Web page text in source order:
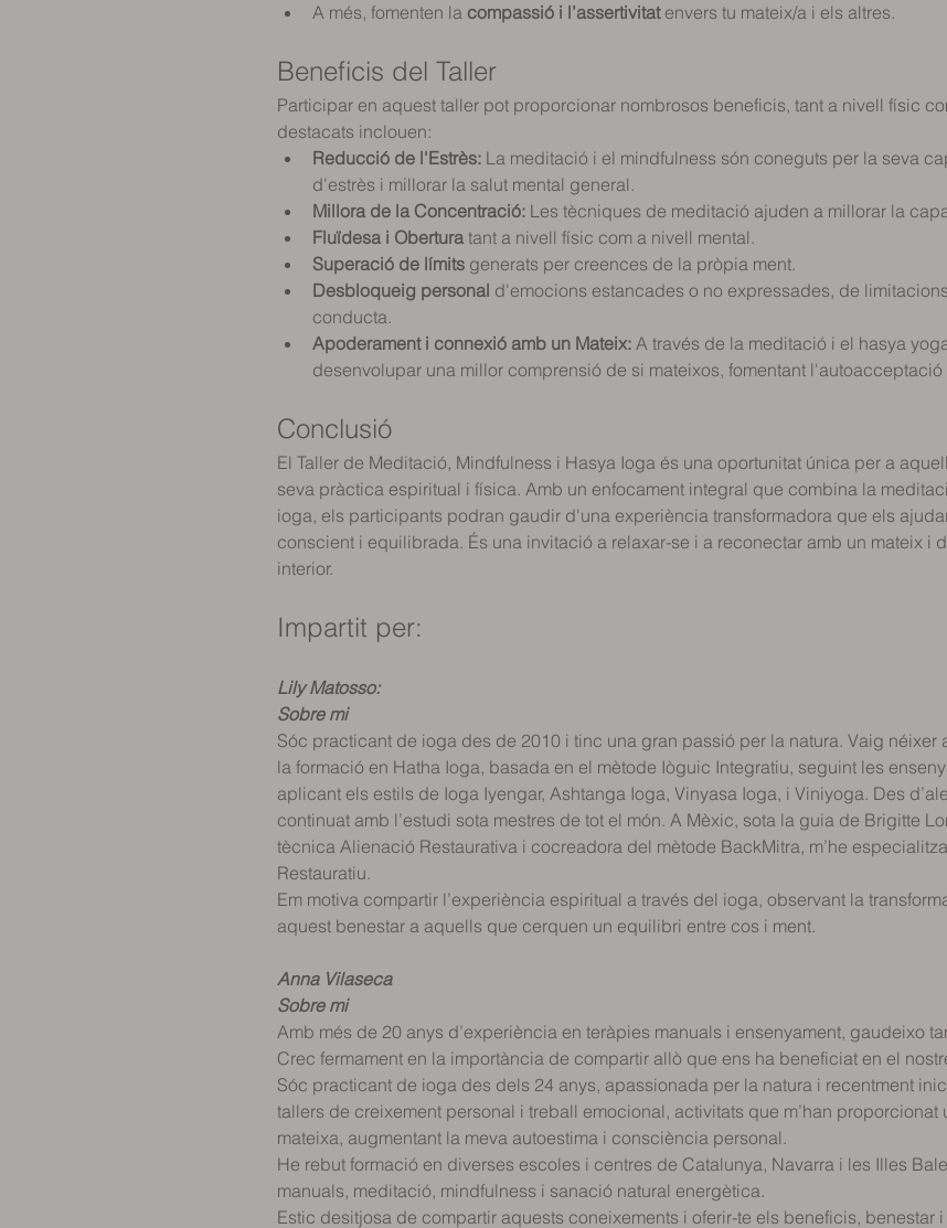
A més, fomenten la compassió i l’assertivitat envers tu mateix/a i els altres.
Beneficis del Taller
Participar en aquest taller pot proporcionar nombrosos beneficis, tant a nivell físic
destacats inclouen:
Reducció de l'Estrès: La meditació i el mindfulness són coneguts per la seva
d'estrès i millorar la salut mental general.
Millora de la Concentració: Les tècniques de meditació ajuden a millorar la
Fluïdesa i Obertura tant a nivell físic com a nivell mental.
Superació de límits generats per creences de la pròpia ment.
Desbloqueig personal d'emocions estancades o no expressades, de
conducta.
Apoderament i connexió amb un Mateix: A través de la meditació i el hasya
desenvolupar una millor comprensió de si mateixos, fomentant
Conclusió
El Taller de Meditació, Mindfulness i Hasya Ioga és una oportunitat única per a
seva pràctica espiritual i física. Amb un enfocament integral que combina la
ioga, els participants podran gaudir d'una experiència transformadora que els
conscient i equilibrada. És una invitació a relaxar-se i a reconectar amb un mateix i
interior.
Impartit per:
Lily Matosso:
Sobre mi
Sóc practicant de ioga des de 2010 i tinc una gran passió per la natura. Vaig
la formació en Hatha Ioga, basada en el mètode Iòguic Integratiu, seguint les
aplicant els estils de Ioga Iyengar, Ashtanga Ioga, Vinyasa Ioga, i Viniyoga. Des
continuat amb l’estudi sota mestres de tot el món. A Mèxic, sota la guia de Brigitte
tècnica Alienació Restaurativa i cocreadora del mètode BackMitra, m’he
Restauratiu.
Em motiva compartir l’experiència espiritual a través del ioga, observant la
aquest benestar a aquells que cerquen un equilibri entre cos i ment.
Anna Vilaseca
Sobre mi
Amb més de 20 anys d’experiència en teràpies manuals i ensenyament, gaudeixo
Crec fermament en la importància de compartir allò que ens ha beneficiat en el
Sóc practicant de ioga des dels 24 anys, apassionada per la natura i recentment
tallers de creixement personal i treball emocional, activitats que m’han
mateixa, augmentant la meva autoestima i consciència personal.
He rebut formació en diverses escoles i centres de Catalunya, Navarra i les Illes
manuals, meditació, mindfulness i sanació natural energètica.
Estic desitjosa de compartir aquests coneixements i oferir-te els beneficis, benestar